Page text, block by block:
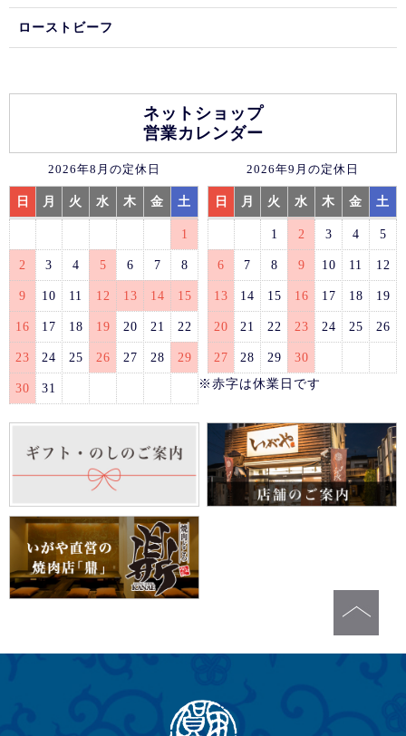
ローストビーフ
ネットショップ
営業カレンダー
2026年8月の定休日
日 月 火 水 木 金 土
1
2 3 4 5 6 7 8
9 10 11 12 13 14 15
16 17 18 19 20 21 22
23 24 25 26 27 28 29
30 31
2026年9月の定休日
日 月 火 水 木 金 土
1 2 3 4 5
6 7 8 9 10 11 12
13 14 15 16 17 18 19
20 21 22 23 24 25 26
27 28 29
30
※赤字は休業日です